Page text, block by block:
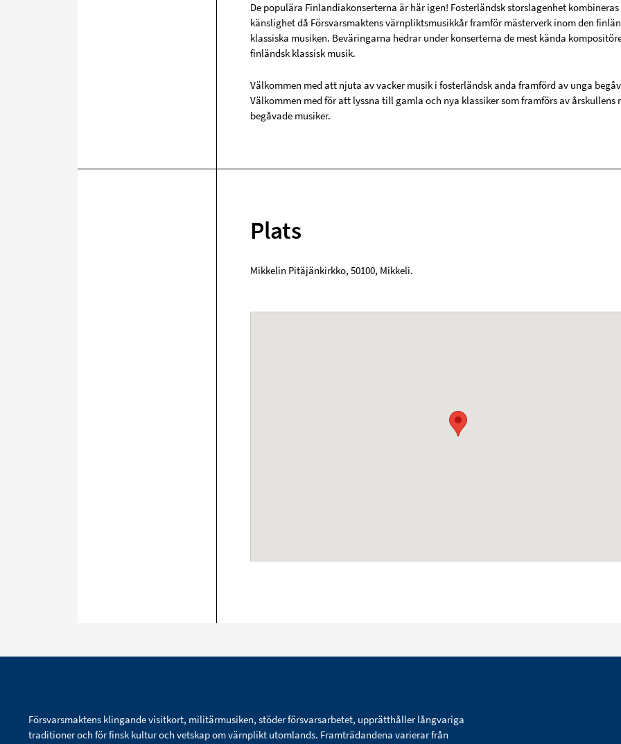
De populära Finlandiakonserterna är här igen! Fosterländsk storslagenhet kombineras
känslighet då Försvarsmaktens värnpliktsmusikkår framför mästerverk inom den
klassiska musiken. Beväringarna hedrar under konserterna de mest kända
finländsk klassisk musik.
Välkommen med att njuta av vacker musik i fosterländsk anda framförd av unga
Välkommen med för att lyssna till gamla och nya klassiker som framförs av årskullens
begåvade musiker.
Plats
Mikkelin Pitäjänkirkko, 50100, Mikkeli.
Försvarsmaktens klingande visitkort, militärmusiken, stöder försvarsarbetet, upprätthåller långvariga
traditioner och för finsk kultur och vetskap om värnplikt utomlands. Framträdandena varierar från